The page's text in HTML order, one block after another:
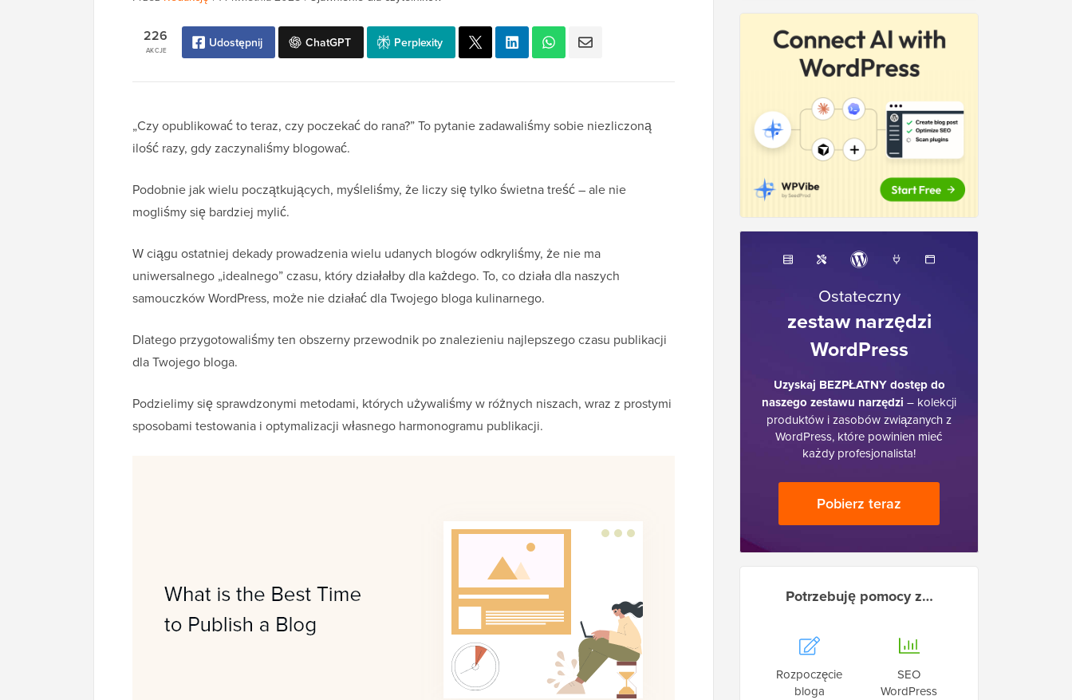
AKCJE
226 Udostępnij ChatGPT Perplexity
„Czy opublikować to teraz, czy poczekać do rana?” To pytanie zadawaliśmy sobie niezliczoną
ilość razy, gdy zaczynaliśmy blogować.
Podobnie jak wielu początkujących, myśleliśmy, że liczy się tylko świetna treść – ale nie
mogliśmy się bardziej mylić.
W ciągu ostatniej dekady prowadzenia wielu udanych blogów odkryliśmy, że nie ma
uniwersalnego „idealnego” czasu, który działałby dla każdego. To, co działa dla naszych
samouczków WordPress, może nie działać dla Twojego bloga kulinarnego.
Dlatego przygotowaliśmy ten obszerny przewodnik po znalezieniu najlepszego czasu publikacji
dla Twojego bloga.
Podzielimy się sprawdzonymi metodami, których używaliśmy w różnych niszach, wraz z prostymi
sposobami testowania i optymalizacji własnego harmonogramu publikacji.
Ostateczny
zestaw narzędzi
WordPress
Uzyskaj BEZPŁATNY dostęp do
naszego zestawu narzędzi – kolekcji
produktów i zasobów związanych z
WordPress, które powinien mieć
każdy profesjonalista!
Pobierz teraz
Potrzebuję pomocy z…
Rozpoczęcie
bloga
SEO
WordPress